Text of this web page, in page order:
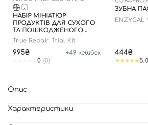
НАБІР МІНІАТЮР
ПРОДУКТІВ ДЛЯ СУХОГО
ТА ПОШКОДЖЕНОГО
ВОЛОССЯ
True Repair Trial Kit
995₴ +49 кешбек
0 (0)
ЗУБНА
ENZYCAL
444₴
Опис
Характеристики